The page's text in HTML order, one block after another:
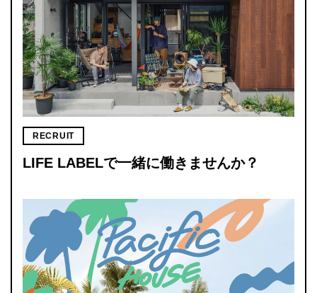
RECRUIT
LIFE LABELで一緒に働きませんか？